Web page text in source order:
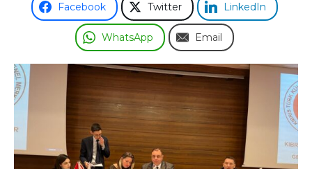
Facebook Twitter LinkedIn
WhatsApp Email